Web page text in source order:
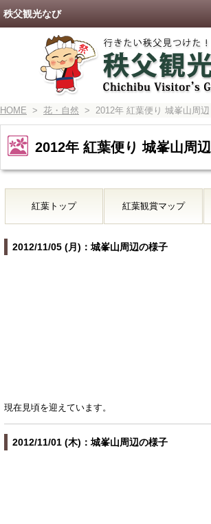
HOME > 花・自然 > 2012年 紅葉便り 城峯山周辺
2012年 紅葉便り 城峯山周辺
紅葉トップ 紅葉観賞マップ
2012/11/05 (月)：城峯山周辺の様子
現在見頃を迎えています。
2012/11/01 (木)：城峯山周辺の様子
秩父観光なび